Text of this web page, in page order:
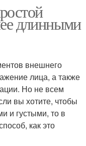
длинными
внешнего
лица, а также
Но не всем
вы хотите, чтобы
и густыми, то в
как это